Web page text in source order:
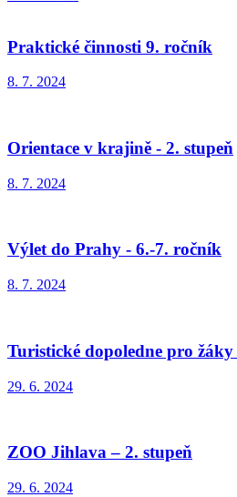
Praktické činnosti 9. ročník
8. 7. 2024
Orientace v krajině - 2. stupeň
8. 7. 2024
Výlet do Prahy - 6.-7. ročník
8. 7. 2024
Turistické dopoledne pro žáky
29. 6. 2024
ZOO Jihlava – 2. stupeň
29. 6. 2024